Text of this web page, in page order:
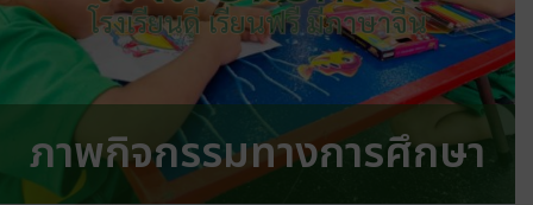
โรงเรียนดี เรียนฟรี มีภาษาจีน
ภาพกิจกรรมทางการศึกษา